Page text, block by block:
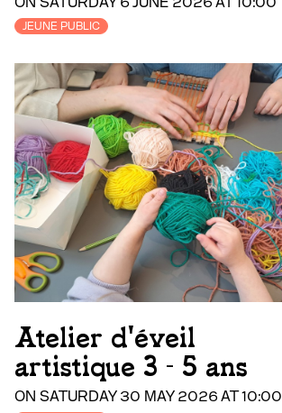
JEUNE PUBLIC
Atelier d'éveil
artistique 3 - 5 ans
ON SATURDAY 30 MAY 2026 AT 10:00